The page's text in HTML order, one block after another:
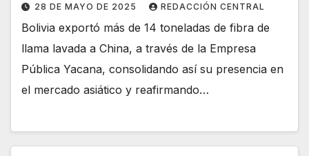
28 DE MAYO DE 2025 REDACCIÓN CENTRAL
Bolivia exportó más de 14 toneladas de fibra de
llama lavada a China, a través de la Empresa
Pública Yacana, consolidando así su presencia en
el mercado asiático y reafirmando…